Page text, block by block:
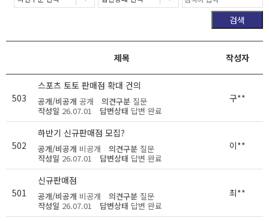
검색
제목 작성자
503
스포츠 토토 판매점 확대 건의
공개/비공개 공개 의견구분 질문
작성일 26.07.01 답변상태 답변 완료
구**
502
하반기 신규판매점 모집?
공개/비공개 비공개 의견구분 질문
작성일 26.07.01 답변상태 답변 완료
이**
501
신규판매점
공개/비공개 비공개 의견구분 질문
작성일 26.07.01 답변상태 답변 완료
최**